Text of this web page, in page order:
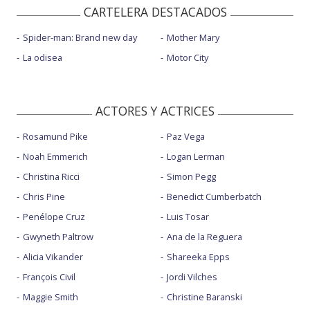
CARTELERA DESTACADOS
Spider-man: Brand new day
La odisea
Mother Mary
Motor City
ACTORES Y ACTRICES
Rosamund Pike
Noah Emmerich
Christina Ricci
Chris Pine
Penélope Cruz
Gwyneth Paltrow
Alicia Vikander
François Civil
Maggie Smith
Paz Vega
Logan Lerman
Simon Pegg
Benedict Cumberbatch
Luis Tosar
Ana de la Reguera
Shareeka Epps
Jordi Vilches
Christine Baranski